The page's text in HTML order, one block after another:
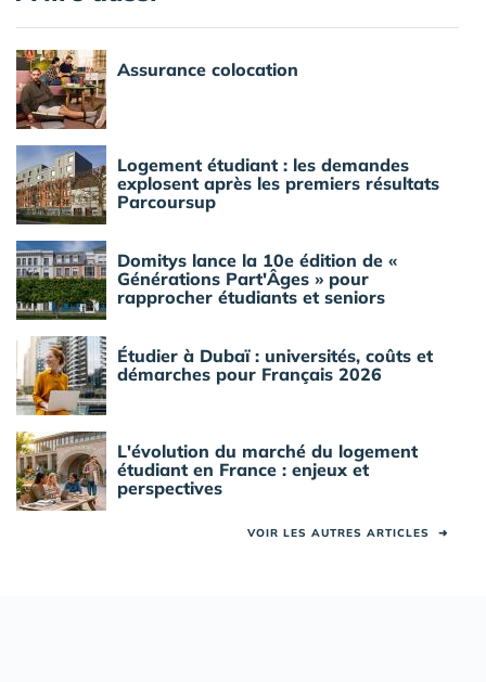
Assurance colocation
Logement étudiant : les demandes
explosent après les premiers résultats
Parcoursup
Domitys lance la 10e édition de «
Générations Part'Âges » pour
rapprocher étudiants et seniors
Étudier à Dubaï : universités, coûts et
démarches pour Français 2026
L'évolution du marché du logement
étudiant en France : enjeux et
perspectives
VOIR LES AUTRES ARTICLES ➜